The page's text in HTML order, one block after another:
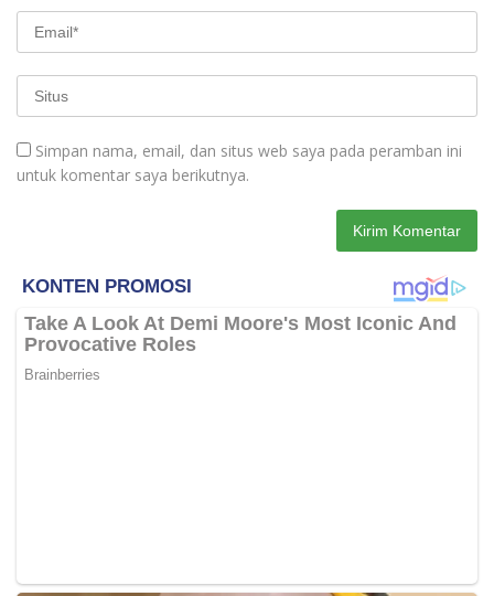
Simpan nama, email, dan situs web saya pada peramban ini
untuk komentar saya berikutnya.